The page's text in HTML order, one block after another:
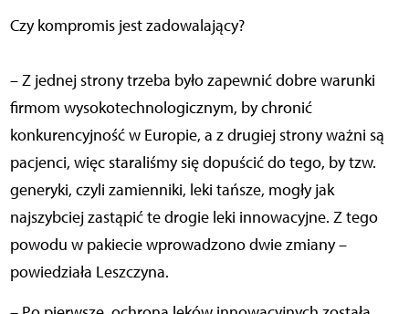
Czy kompromis jest zadowalający?
– Z jednej strony trzeba było zapewnić dobre warunki
firmom wysokotechnologicznym, by chronić
konkurencyjność w Europie, a z drugiej strony ważni są
pacjenci, więc staraliśmy się dopuścić do tego, by tzw.
generyki, czyli zamienniki, leki tańsze, mogły jak
najszybciej zastąpić te drogie leki innowacyjne. Z tego
powodu w pakiecie wprowadzono dwie zmiany –
powiedziała Leszczyna.